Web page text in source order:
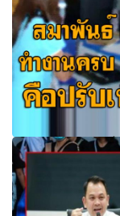
สมาพันธ์ เจ้าหน้าที่
รับตอบแทน คือปรั